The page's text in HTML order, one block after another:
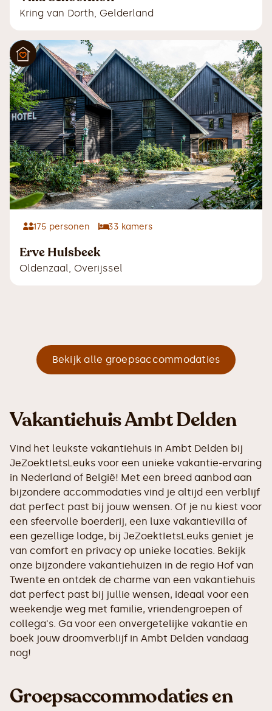
Kring van Dorth, Gelderland
175 personen 33 kamers
Erve Hulsbeek
Oldenzaal Overijssel
Bekijk alle groepsaccommodaties
Vakantiehuis Ambt Delden
Vind het leukste vakantiehuis in Ambt Delden bij
JeZoektIetsLeuks voor een unieke vakantie-ervaring
in Nederland of België! Met een breed aanbod aan
bijzondere accommodaties vind je altijd een verblijf
dat perfect past bij jouw wensen. Of je nu kiest voor
een sfeervolle boerderij, een luxe vakantievilla of
een gezellige lodge, bij JeZoektIetsLeuks geniet je
van comfort en privacy op unieke locaties. Bekijk
onze bijzondere vakantiehuizen in de regio Hof van
Twente en ontdek de charme van een vakantiehuis
dat perfect past bij jullie wensen, ideaal voor een
weekendje weg met familie, vriendengroepen of
collega's. Ga voor een onvergetelijke vakantie en
boek jouw droomverblijf in Ambt Delden vandaag
nog!
Groepsaccommodaties en